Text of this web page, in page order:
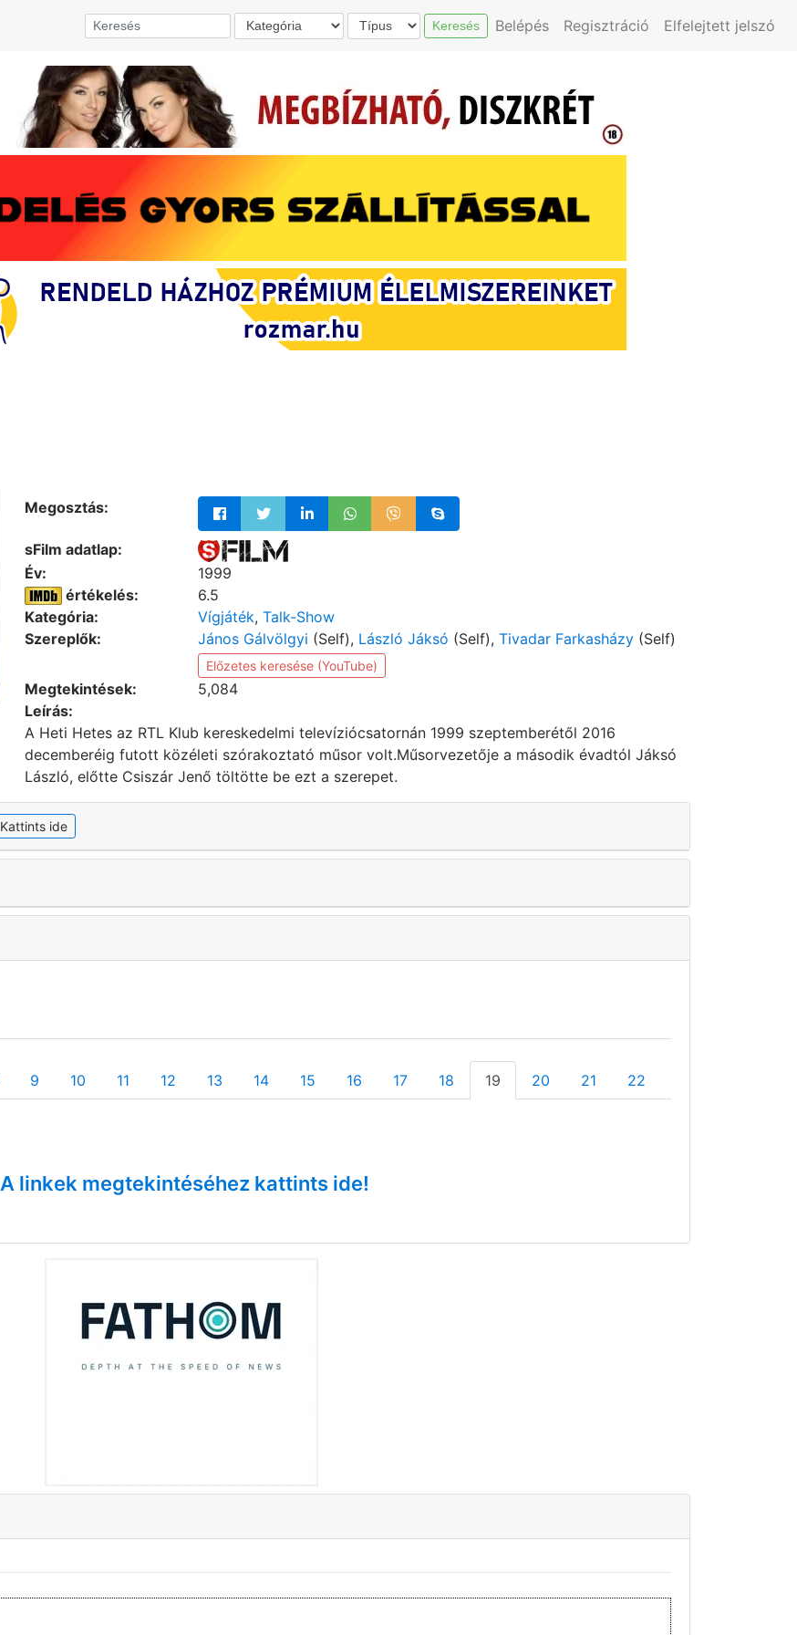
Keresés Belépés Regisztráció Elfelejtett jelszó
Megosztás:
sFilm adatlap:
Év:
1999
értékelés:
6.5
Kategória:
Vígjáték, Talk-Show
Szereplők:
János Gálvölgyi (Self), László Jáksó (Self), Tivadar Farkasházy (Self)
Előzetes keresése (YouTube)
Megtekintések:
5,084
Leírás:
A Heti Hetes az RTL Klub kereskedelmi televíziócsatornán 1999 szeptemberétől 2016
decemberéig futott közéleti szórakoztató műsor volt.Műsorvezetője a második évadtól Jáksó
László, előtte Csiszár Jenő töltötte be ezt a szerepet.
Kattints ide
9 10 11 12 13 14 15 16 17 18 19 20 21 22
A linkek megtekintéséhez kattints ide!